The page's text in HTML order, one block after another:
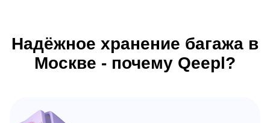
Надёжное хранение багажа в
Москве - почему Qeepl?